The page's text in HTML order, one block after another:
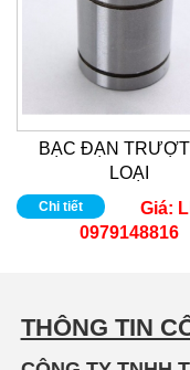
BẠC ĐẠN
LOẠI
Chi tiết Giá:
0979148816
THÔNG TIN